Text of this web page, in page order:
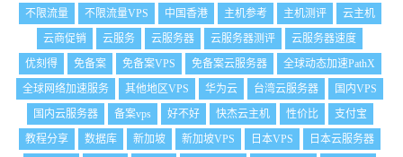
不限流量
不限流量VPS 中国香港 主机参考 主机测评
云主机
云商促销
云服务 云服务器 云服务器测评
云服务器速度
优刻得
免备案 免备案VPS 免备案云服务器
全球动态加速PathX
全球网络加速服务
其他地区VPS 华为云 台湾云服务器
国内VPS
国内云服务器
备案vps 好不好 快杰云主机 性价比
支付宝
教程分享
数据库 新加坡 新加坡VPS 日本VPS
日本云服务器